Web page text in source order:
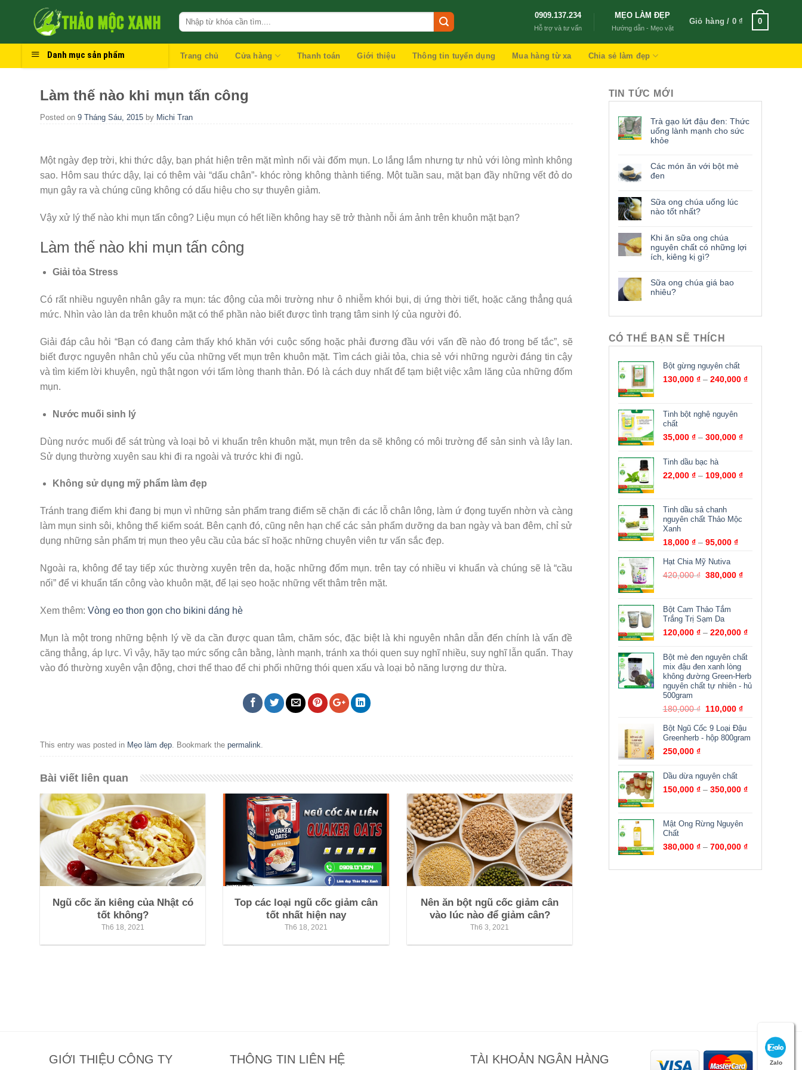
0909.137.234
Hỗ trợ và tư vấn
MẸO LÀM ĐẸP
Hướng dẫn - Mẹo vặt
Giỏ hàng / 0₫ 0
Danh mục sản phẩm Trang chủ Cửa hàng Thanh toán Giới thiệu Thông tin tuyển dụng Mua hàng từ xa Chia sẻ làm đẹp
Làm thế nào khi mụn tấn công
Posted on 9 Tháng Sáu, 2015 by Michi Tran
Một ngày đẹp trời, khi thức dậy, bạn phát hiện trên mặt mình nổi vài đốm mụn. Lo lắng lắm nhưng tự nhủ với lòng mình không
sao. Hôm sau thức dậy, lại có thêm vài “dấu chân”- khóc ròng không thành tiếng. Một tuần sau, mặt bạn đầy những vết đỏ do
mụn gây ra và chúng cũng không có dấu hiệu cho sự thuyên giảm.
Vậy xử lý thế nào khi mụn tấn công? Liệu mụn có hết liền không hay sẽ trở thành nỗi ám ảnh trên khuôn mặt bạn?
Làm thế nào khi mụn tấn công
Giải tỏa Stress
Có rất nhiều nguyên nhân gây ra mụn: tác động của môi trường như ô nhiễm khói bụi, dị ứng thời tiết, hoặc căng thẳng quá
mức. Nhìn vào làn da trên khuôn mặt có thể phần nào biết được tình trạng tâm sinh lý của người đó.
Giải đáp câu hỏi “Bạn có đang cảm thấy khó khăn với cuộc sống hoặc phải đương đầu với vấn đề nào đó trong bế tắc”, sẽ
biết được nguyên nhân chủ yếu của những vết mụn trên khuôn mặt. Tìm cách giải tỏa, chia sẻ với những người đáng tin cậy
và tìm kiếm lời khuyên, ngủ thật ngon với tấm lòng thanh thản. Đó là cách duy nhất để tạm biệt việc xâm lăng của những đốm
mụn.
Nước muối sinh lý
Dùng nước muối để sát trùng và loại bỏ vi khuẩn trên khuôn mặt, mụn trên da sẽ không có môi trường để sản sinh và lây lan.
Sử dụng thường xuyên sau khi đi ra ngoài và trước khi đi ngủ.
Không sử dụng mỹ phẩm làm đẹp
Tránh trang điểm khi đang bị mụn vì những sản phẩm trang điểm sẽ chặn đi các lỗ chân lông, làm ứ đọng tuyến nhờn và càng
làm mụn sinh sôi, không thể kiểm soát. Bên cạnh đó, cũng nên hạn chế các sản phẩm dưỡng da ban ngày và ban đêm, chỉ sử
dụng những sản phẩm trị mụn theo yêu cầu của bác sĩ hoặc những chuyên viên tư vấn sắc đẹp.
Ngoài ra, không để tay tiếp xúc thường xuyên trên da, hoặc những đốm mụn. trên tay có nhiều vi khuẩn và chúng sẽ là “cầu
nối” để vi khuẩn tấn công vào khuôn mặt, để lại sẹo hoặc những vết thâm trên mặt.
Xem thêm: Vòng eo thon gọn cho bikini dáng hè
Mụn là một trong những bệnh lý về da cần được quan tâm, chăm sóc, đặc biệt là khi nguyên nhân dẫn đến chính là vấn đề
căng thẳng, áp lực. Vì vậy, hãy tạo mức sống cân bằng, lành mạnh, tránh xa thói quen suy nghĩ nhiều, suy nghĩ lẫn quẩn. Thay
vào đó thường xuyên vận động, chơi thể thao để chi phối những thói quen xấu và loại bỏ năng lượng dư thừa.
This entry was posted in Mẹo làm đẹp . Bookmark the permalink
Bài viết liên quan
Ngũ cốc ăn kiêng của Nhật có
tốt không?
Th6 18, 2021
Top các loại ngũ cốc giảm cân
tốt nhất hiện nay
Th6 18, 2021
Nên ăn bột ngũ cốc giảm cân
vào lúc nào để giảm cân?
Th6 3, 2021
TIN TỨC MỚI
Trà gạo lứt đậu đen: Thức
uống lành mạnh cho sức
khỏe
Các món ăn với bột mè
đen
Sữa ong chúa uống lúc
nào tốt nhất?
Khi ăn sữa ong chúa
nguyên chất có những lợi
ích, kiêng kị gì?
Sữa ong chúa giá bao
nhiêu?
CÓ THỂ BẠN SẼ THÍCH
Bột gừng nguyên chất
130,000 ₫– 240,000 ₫
Tinh bột nghệ nguyên
chất
35,000 ₫– 300,000 ₫
Tinh dầu bạc hà
22,000 ₫– 109,000 ₫
Tinh dầu sả chanh
nguyên chất Thảo Mộc
Xanh
18,000 ₫– 95,000 ₫
Hạt Chia Mỹ Nutiva
420,000₫ 380,000 ₫
Bột Cam Thảo Tắm
Trắng Trị Sạm Da
120,000 ₫– 220,000 ₫
Bột mè đen nguyên chất
mix đậu đen xanh lòng
không đường Green-Herb
nguyên chất tự nhiên - hủ
500gram
180,000₫ 110,000 ₫
Bột Ngũ Cốc 9 Loại Đậu
Greenherb - hộp 800gram
250,000 ₫
Dầu dừa nguyên chất
150,000 ₫– 350,000 ₫
Mật Ong Rừng Nguyên
Chất
380,000 ₫– 700,000 ₫
GIỚI THIỆU CÔNG TY THÔNG TIN LIÊN HỆ TÀI KHOẢN NGÂN HÀNG Zalo